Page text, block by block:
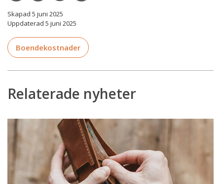
Skapad 5 juni 2025
Uppdaterad 5 juni 2025
Boendekostnader
Relaterade nyheter
SCB: Hushåll
hyresrätt
lägger